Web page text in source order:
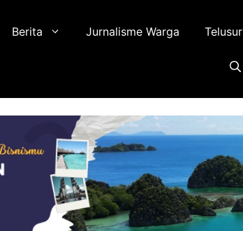
Berita Jurnalisme Warga Telusur